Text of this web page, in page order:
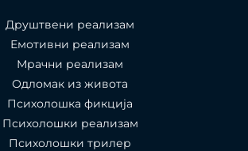
Друштвени реализам
Емотивни реализам
Мрачни реализам
Одломак из живота
Психолошкa фикција
Психолошки реализам
Психолошки трилер